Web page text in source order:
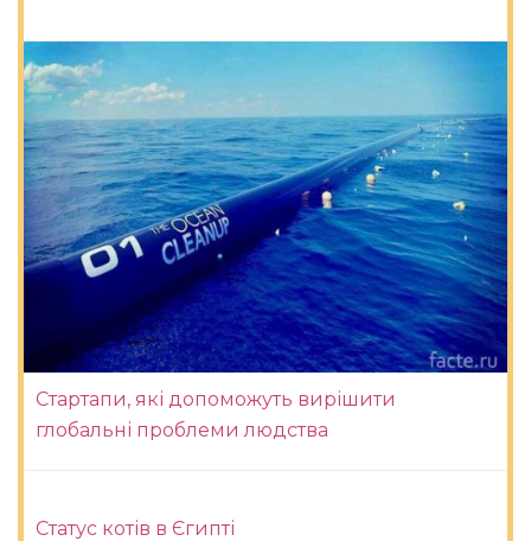
Стартапи, які допоможуть вирішити
глобальні проблеми людства
Статус котів в Єгипті